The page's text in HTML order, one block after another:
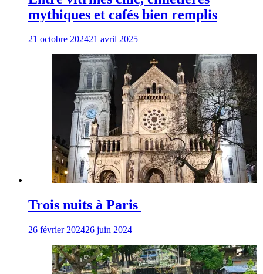
mythiques et cafés bien remplis
21 octobre 202421 avril 2025
Trois nuits à Paris
26 février 202426 juin 2024